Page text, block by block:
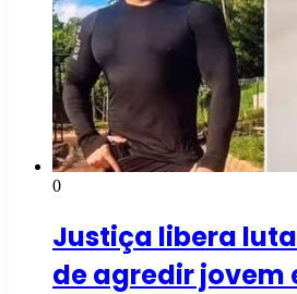
0
Justiça libera
de agredir jovem